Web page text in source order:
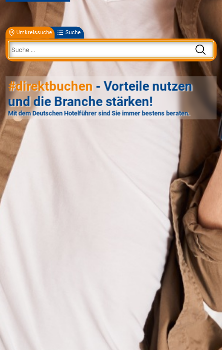
Umkreissuche Suche
#direktbuchen - Vorteile nutzen
und die Branche stärken!
Mit dem Deutschen Hotelführer sind Sie immer bestens beraten.